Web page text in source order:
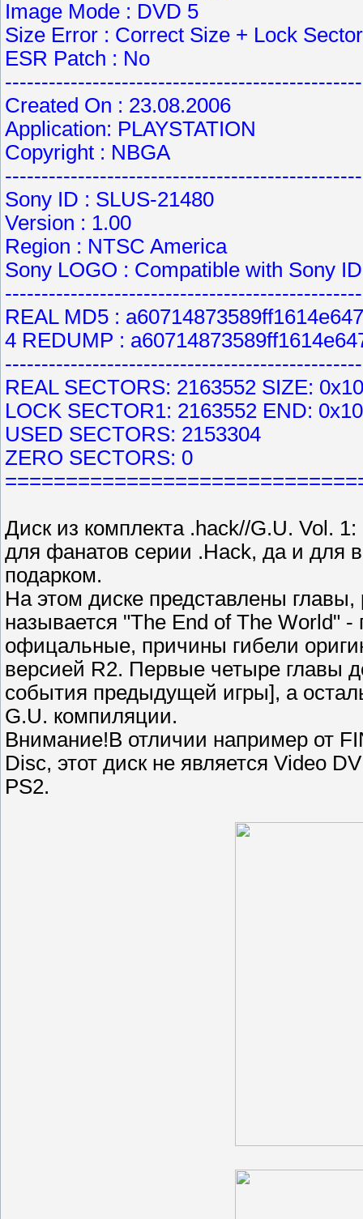
Image Mode : DVD 5
Size Error : Correct Size + Lock Sector
ESR Patch : No
Created On : 23.08.2006
Application: PLAYSTATION
Copyright : NBGA
Sony ID : SLUS-21480
Version : 1.00
Region : NTSC America
Sony LOGO : Compatible with Sony ID
REAL MD5 :
4 REDUMP :
REAL SECTORS: 2163552 SIZE:
LOCK SECTOR1: 2163552 END:
USED SECTORS: 2153304
ZERO SECTORS: 0
Диск из комплекта .hack//G.U. Vol.
для фанатов серии .Hack, да и для
подарком.
На этом диске представлены
называется "The End of The World"
офицальные, причины гибели
версией R2. Первые четыре главы
события предыдущей игры], а
G.U. компиляции.
Внимание!В отличии например от
Disc, этот диск не является Video
PS2.